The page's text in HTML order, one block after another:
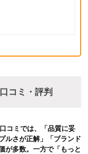
コミ・評判
コミでは、「品質に妥
ルさが正解」「ブランド
が多数。一方で「もっと